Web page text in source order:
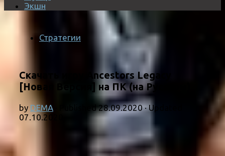
Экшн
Стратегии
Скачать игру Ancestors Legacy
[Новая Версия] на ПК (на Русском)
by DEMA · Published28.09.2020 · Updated
07.10.2020